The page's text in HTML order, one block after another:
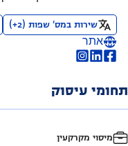
שירות במס' שפות (
2
+)
אתר
תחומי עיסוק
מיסוי מקרקעין